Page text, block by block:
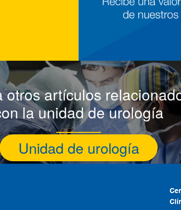
otros artículos
la unidad de urología
Unidad de urología